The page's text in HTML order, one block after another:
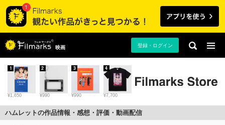
映画 登録・ログイン
¥1,650
1
¥990
2
¥990
3
¥7,700
4
ハムレットの作品情報・感想・評価・動画配信